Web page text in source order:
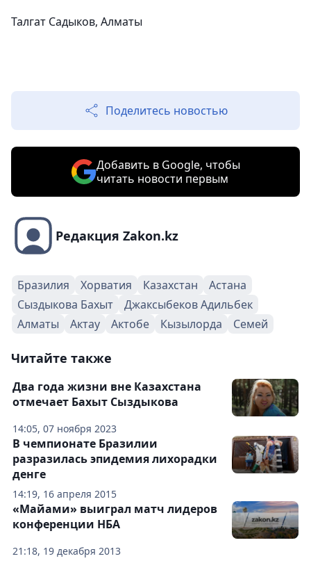
Талгат Садыков, Алматы
Поделитесь новостью
Добавить в Google, чтобы
читать новости первым
Редакция Zakon.kz
Бразилия Хорватия Казахстан
Астана
Сыздыкова Бахыт
Джаксыбеков Адильбек
Алматы
Актау Актобе Кызылорда Семей
Читайте также
14:05, 07 ноября 2023
Два года жизни вне Казахстана
отмечает Бахыт Сыздыкова
14:19, 16 апреля 2015
В чемпионате Бразилии
разразилась эпидемия лихорадки
денге
21:18, 19 декабря 2013
«Майами» выиграл матч лидеров
конференции НБА